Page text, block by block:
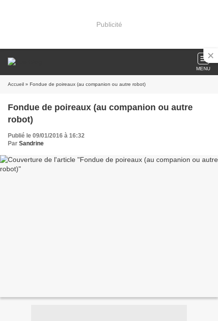
Publicité
MENU
Accueil » Fondue de poireaux (au companion ou autre robot)
Fondue de poireaux (au companion ou autre
robot)
Publié le 09/01/2016 à 16:32
Par Sandrine